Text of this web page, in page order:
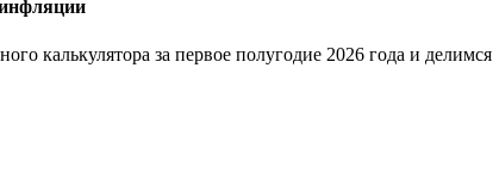
калькулятора за первое полугодие 2026 года и делимся